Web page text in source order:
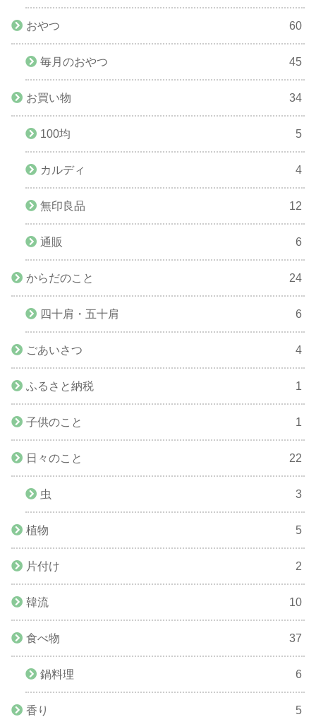
おやつ 60
毎月のおやつ 45
お買い物 34
100均 5
カルディ 4
無印良品 12
通販 6
からだのこと 24
四十肩・五十肩 6
ごあいさつ 4
ふるさと納税 1
子供のこと 1
日々のこと 22
虫 3
植物 5
片付け 2
韓流 10
食べ物 37
鍋料理 6
香り 5